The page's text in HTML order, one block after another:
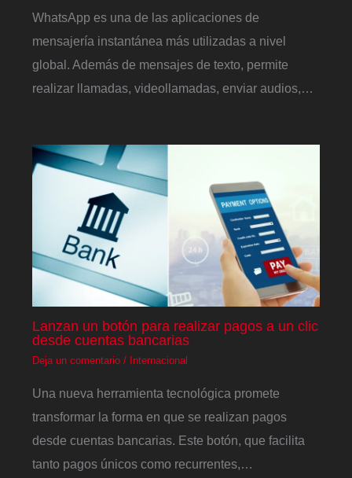
WhatsApp es una de las aplicaciones de
mensajería instantánea más utilizadas a nivel
global. Además de mensajes de texto, permite
realizar llamadas, videollamadas, enviar audios,…
Lanzan un botón para realizar pagos a un clic
desde cuentas bancarias
Deja un comentario / Internacional
Una nueva herramienta tecnológica promete
transformar la forma en que se realizan pagos
desde cuentas bancarias. Este botón, que facilita
tanto pagos únicos como recurrentes,…